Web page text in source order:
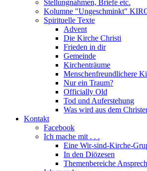
Stellungnahmen, Briefe etc.
Kolumne "Ungeschminkt"
Spirituelle Texte
Advent
Die Kirche Christi
Frieden in dir
Gemeinde
Kirchenträume
Menschenfreundlichere
Nur ein Traum?
Officially Old
Tod und Auferstehung
Was wird aus dem
Kontakt
Facebook
Ich mache mit . . .
Eine Wir-sind-Kirche-
In den Diözesen
Themenbereiche